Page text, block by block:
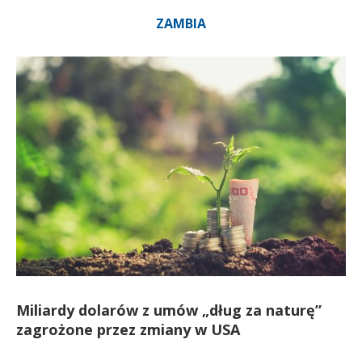
ZAMBIA
Miliardy dolarów z umów „dług za naturę”
zagrożone przez zmiany w USA